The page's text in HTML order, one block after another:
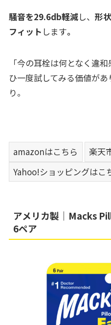
騒音を29.6db軽減し、 形
フィット します。
「今の耳栓は何となく違
ひ一度試してみる価値が
り。
amazonはこちら
楽天
Yahoo!ショッピングはこ
アメリカ製｜Macks
6ペア